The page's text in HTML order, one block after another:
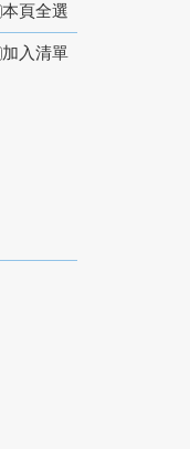
本頁全選
加入清單